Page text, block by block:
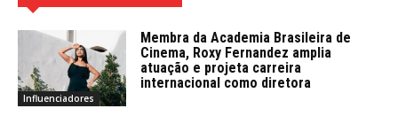
Influenciadores
Membra da Academia Brasileira de
Cinema, Roxy Fernandez amplia
atuação e projeta carreira
internacional como diretora